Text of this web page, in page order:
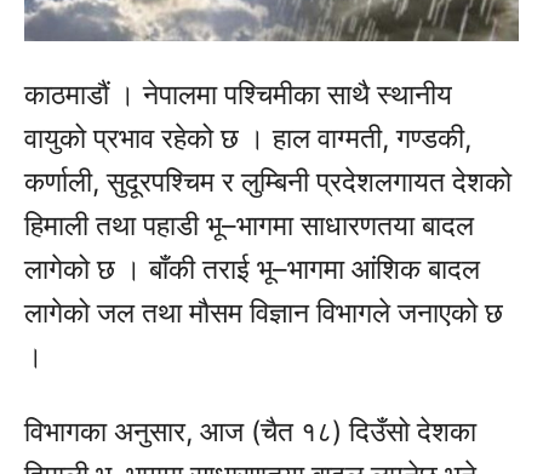
काठमाडौं । नेपालमा पश्चिमीका साथै स्थानीय
वायुको प्रभाव रहेको छ । हाल वाग्मती, गण्डकी,
कर्णाली, सुदूरपश्चिम र लुम्बिनी प्रदेशलगायत देशको
हिमाली तथा पहाडी भू–भागमा साधारणतया बादल
लागेको छ । बाँकी तराई भू–भागमा आंशिक बादल
लागेको जल तथा मौसम विज्ञान विभागले जनाएको छ
।
विभागका अनुसार, आज (चैत १८) दिउँसो देशका